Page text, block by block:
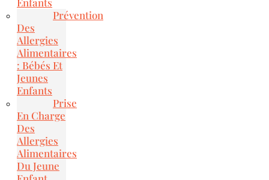
Prévention
Des
Allergies
Alimentaires
: Bébés Et
Jeunes
Enfants
Prise
En Charge
Des
Allergies
Alimentaires
Du Jeune